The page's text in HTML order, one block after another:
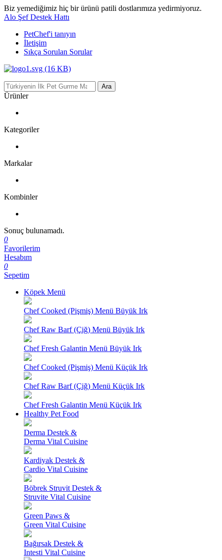
Biz yemediğimiz hiç bir ürünü patili dostlarımıza yedirmiyoruz.
Alo Şef Destek Hattı
PetChef'i tanıyın
İletişim
Sıkça Sorulan Sorular
Ara
Ürünler
Kategoriler
Markalar
Kombinler
Sonuç bulunamadı.
0
Favorilerim
Hesabım
0
Sepetim
Köpek Menü
Chef Cooked (Pişmiş) Menü Büyük Irk
Chef Raw Barf (Çiğ) Menü Büyük Irk
Chef Fresh Galantin Menü Büyük Irk
Chef Cooked (Pişmiş) Menü Küçük Irk
Chef Raw Barf (Çiğ) Menü Küçük Irk
Chef Fresh Galantin Menü Küçük Irk
Healthy Pet Food
Derma Destek &
Derma Vital Cuisine
Kardiyak Destek &
Cardio Vital Cuisine
Böbrek Struvit Destek &
Struvite Vital Cuisine
Green Paws &
Green Vital Cuisine
Bağırsak Destek &
Intesti Vital Cuisine